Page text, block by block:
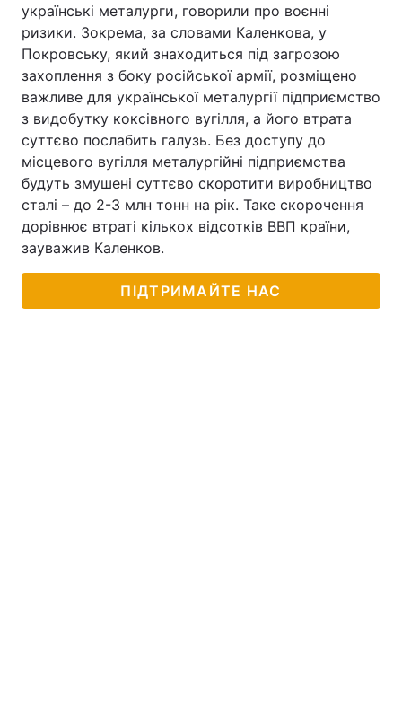
українські металурги, говорили про воєнні
ризики. Зокрема, за словами Каленкова, у
Покровську, який знаходиться під загрозою
захоплення з боку російської армії, розміщено
важливе для української металургії підприємство
з видобутку коксівного вугілля, а його втрата
суттєво послабить галузь. Без доступу до
місцевого вугілля металургійні підприємства
будуть змушені суттєво скоротити виробництво
сталі – до 2-3 млн тонн на рік. Таке скорочення
дорівнює втраті кількох відсотків ВВП країни,
зауважив Каленков.
ПІДТРИМАЙТЕ НАС